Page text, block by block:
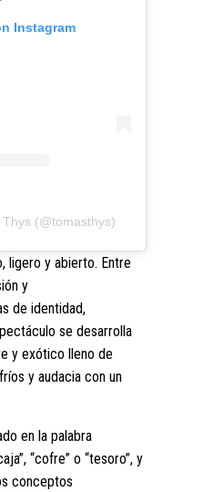
Instagram
(@tomasthys)
ligero y abierto. Entre
y
de identidad,
se desarrolla
y exótico lleno de
y audacia con un
en la palabra
“cofre” o “tesoro”, y
conceptos